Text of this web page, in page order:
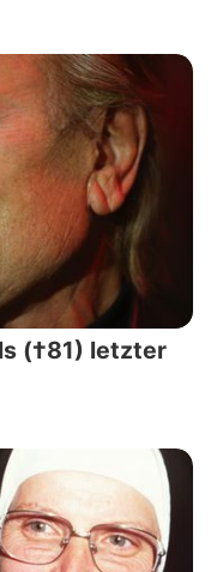
(†81) letzter